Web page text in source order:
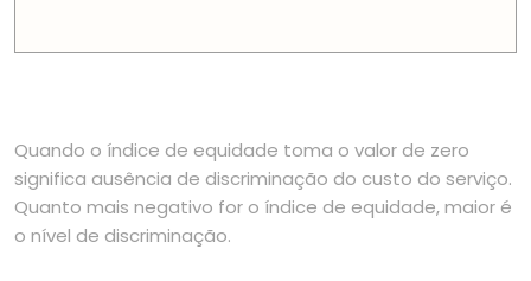
Quando o índice de equidade toma o valor de zero
significa ausência de discriminação do custo do serviço.
Quanto mais negativo for o índice de equidade, maior é
o nível de discriminação.